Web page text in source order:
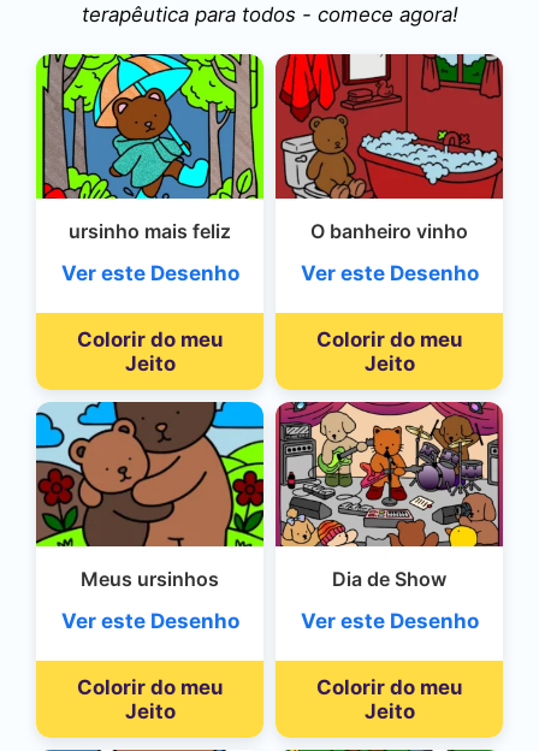
terapêutica para todos - comece agora!
ursinho mais feliz
Ver este Desenho
Colorir do meu
Jeito
O banheiro vinho
Ver este Desenho
Colorir do meu
Jeito
Meus ursinhos
Ver este Desenho
Colorir do meu
Jeito
Dia de Show
Ver este Desenho
Colorir do meu
Jeito